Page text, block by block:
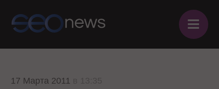
≡
17 Марта 2011